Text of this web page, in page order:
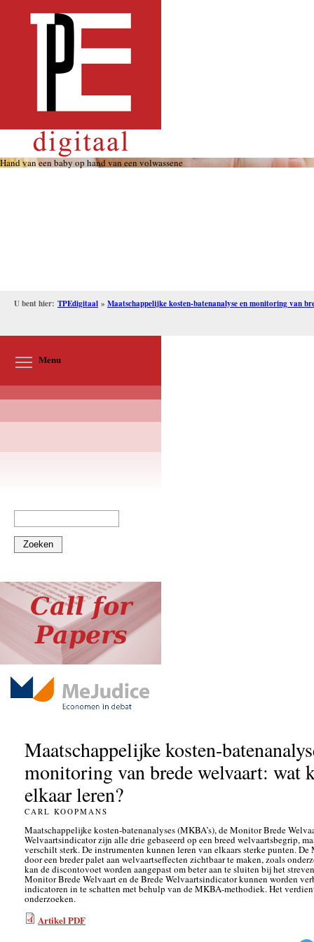
Hand van een baby op hand van een volwassene
U bent hier: TPEdigitaal » Maatschappelijke kosten-batenanalyse en monitoring van
Menu
Zoeken
Maatschappelijke kosten-
monitoring van brede welvaart: wat
elkaar leren?
CARL KOOPMANS
Maatschappelijke kosten-batenanalyses (MKBA’s), de Monitor Brede
Welvaartsindicator zijn alle drie gebaseerd op een breed welvaartsbegrip,
verschilt sterk. De instrumenten kunnen leren van elkaars sterke punten.
door een breder palet aan welvaartseffecten zichtbaar te maken, zoals
kan de discontovoet worden aangepast om beter aan te sluiten bij het
Monitor Brede Welvaart en de Brede Welvaartsindicator kunnen worden
indicatoren in te schatten met behulp van de MKBA-methodiek. Het
onderzoeken.
Artikel PDF